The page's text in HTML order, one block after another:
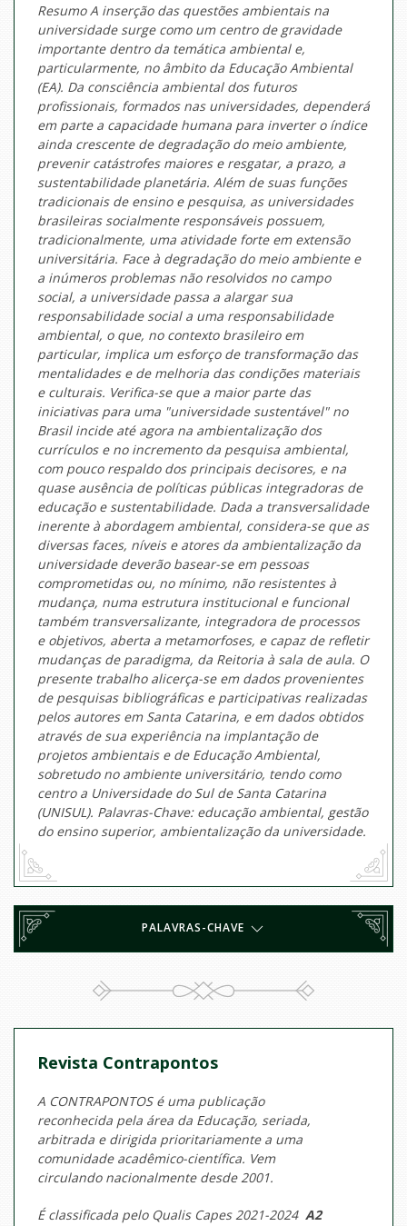
Resumo A inserção das questões ambientais na
universidade surge como um centro de gravidade
importante dentro da temática ambiental e,
particularmente, no âmbito da Educação Ambiental
(EA). Da consciência ambiental dos futuros
profissionais, formados nas universidades, dependerá
em parte a capacidade humana para inverter o índice
ainda crescente de degradação do meio ambiente,
prevenir catástrofes maiores e resgatar, a prazo, a
sustentabilidade planetária. Além de suas funções
tradicionais de ensino e pesquisa, as universidades
brasileiras socialmente responsáveis possuem,
tradicionalmente, uma atividade forte em extensão
universitária. Face à degradação do meio ambiente e
a inúmeros problemas não resolvidos no campo
social, a universidade passa a alargar sua
responsabilidade social a uma responsabilidade
ambiental, o que, no contexto brasileiro em
particular, implica um esforço de transformação das
mentalidades e de melhoria das condições materiais
e culturais. Verifica-se que a maior parte das
iniciativas para uma "universidade sustentável" no
Brasil incide até agora na ambientalização dos
currículos e no incremento da pesquisa ambiental,
com pouco respaldo dos principais decisores, e na
quase ausência de políticas públicas integradoras de
educação e sustentabilidade. Dada a transversalidade
inerente à abordagem ambiental, considera-se que as
diversas faces, níveis e atores da ambientalização da
universidade deverão basear-se em pessoas
comprometidas ou, no mínimo, não resistentes à
mudança, numa estrutura institucional e funcional
também transversalizante, integradora de processos
e objetivos, aberta a metamorfoses, e capaz de refletir
mudanças de paradigma, da Reitoria à sala de aula. O
presente trabalho alicerça-se em dados provenientes
de pesquisas bibliográficas e participativas realizadas
pelos autores em Santa Catarina, e em dados obtidos
através de sua experiência na implantação de
projetos ambientais e de Educação Ambiental,
sobretudo no ambiente universitário, tendo como
centro a Universidade do Sul de Santa Catarina
(UNISUL). Palavras-Chave: educação ambiental, gestão
do ensino superior, ambientalização da universidade.
PALAVRAS-CHAVE
Revista Contrapontos
A CONTRAPONTOS é uma publicação
reconhecida pela área da Educação, seriada,
arbitrada e dirigida prioritariamente a uma
comunidade acadêmico-científica. Vem
circulando nacionalmente desde 2001.
É classificada pelo Qualis Capes 2021-2024 A2